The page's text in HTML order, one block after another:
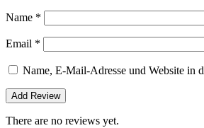
Name *
Email *
Name, E-Mail-Adresse und Website in
There are no reviews yet.